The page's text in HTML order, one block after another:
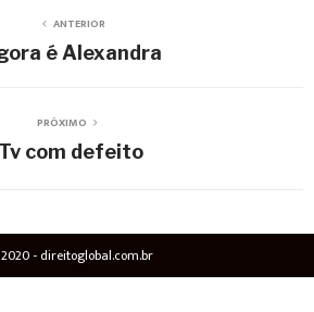
ANTERIOR
é Alexandra
PRÓXIMO
Tv com defeito
- direitoglobal.com.br